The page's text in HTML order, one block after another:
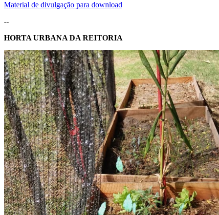
Material de divulgação para download
--
HORTA URBANA DA REITORIA